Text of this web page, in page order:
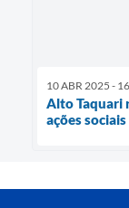
10 ABR 2025 -
Alto Taquari
ações